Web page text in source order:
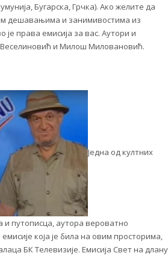
Бугарска, Грчка). Ако желите да
дешавањима и занимивостима из
је права емисија за вас. Аутори и
и Милош Миловановић.
Једна од култних
и путописца, аутора вероватно
емисије која је била на овим просторима,
БК Телевизије. Емисија Свет на длану